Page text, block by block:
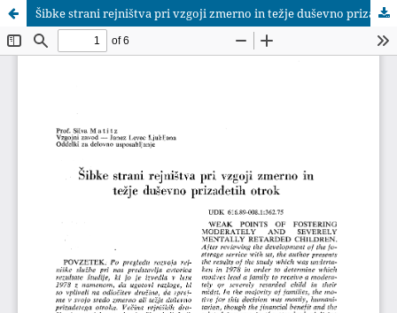
Šibke strani rejništva pri vzgoji zmerno in težje duševno prizadetih otrok